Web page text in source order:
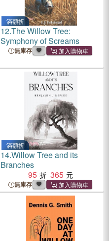
滿額折
12.The Willow Tree:
Symphony of Screams
無庫存
滿額折
14.Willow Tree and its
Branches
95
365
無庫存